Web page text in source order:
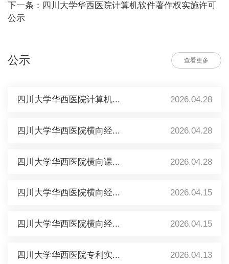
下一条：四川大学华西医院计算机软件著作权实施许可
公示
公示 查看更多
四川大学华西医院计算机... 2026.04.28
四川大学华西医院横向经... 2026.04.28
四川大学华西医院横向课... 2026.04.28
四川大学华西医院横向经... 2026.04.15
四川大学华西医院横向经... 2026.04.15
四川大学华西医院专利实... 2026.04.13